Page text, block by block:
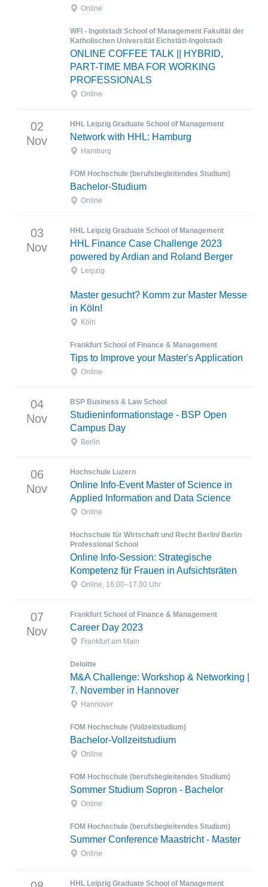
Online
WFI - Ingolstadt School of Management Fakultät der
Katholischen Universität Eichstätt-Ingolstadt
ONLINE COFFEE TALK || HYBRID,
PART-TIME MBA FOR WORKING
PROFESSIONALS
Online
02
Nov
HHL Leipzig Graduate School of Management
Network with HHL: Hamburg
Hamburg
FOM Hochschule (berufsbegleitendes Studium)
Bachelor-Studium
Online
03
Nov
HHL Leipzig Graduate School of Management
HHL Finance Case Challenge 2023
powered by Ardian and Roland Berger
Leipzig
Master gesucht? Komm zur Master Messe
in Köln!
Köln
Frankfurt School of Finance & Management
Tips to Improve your Master's Application
Online
04
Nov
BSP Business & Law School
Studieninformationstage - BSP Open
Campus Day
Berlin
06
Nov
Hochschule Luzern
Online Info-Event Master of Science in
Applied Information and Data Science
Online
Hochschule für Wirtschaft und Recht Berlin/ Berlin
Professional School
Online Info-Session: Strategische
Kompetenz für Frauen in Aufsichtsräten
Online, 16.00–17.00 Uhr
07
Nov
Frankfurt School of Finance & Management
Career Day 2023
Frankfurt am Main
Deloitte
M&A Challenge: Workshop & Networking |
7. November in Hannover
Hannover
FOM Hochschule (Vollzeitstudium)
Bachelor-Vollzeitstudium
Online
FOM Hochschule (berufsbegleitendes Studium)
Sommer Studium Sopron - Bachelor
Online
FOM Hochschule (berufsbegleitendes Studium)
Summer Conference Maastricht - Master
Online
HHL Leipzig Graduate School of Management